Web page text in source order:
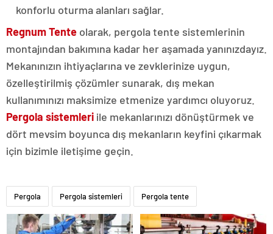
konforlu oturma alanları sağlar.
Regnum Tente olarak, pergola tente sistemlerinin
montajından bakımına kadar her aşamada yanınızdayız.
Mekanınızın ihtiyaçlarına ve zevklerinize uygun,
özelleştirilmiş çözümler sunarak, dış mekan
kullanımınızı maksimize etmenize yardımcı oluyoruz.
Pergola sistemleri ile mekanlarınızı dönüştürmek ve
dört mevsim boyunca dış mekanların keyfini çıkarmak
için bizimle iletişime geçin.
Pergola Pergola sistemleri Pergola tente